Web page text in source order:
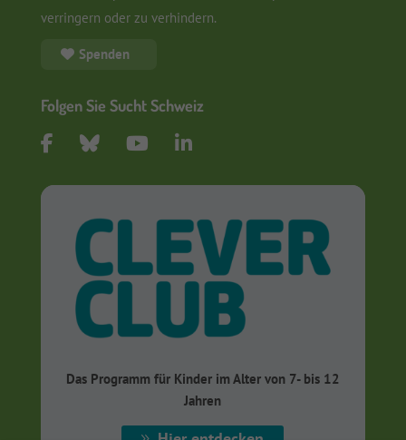
verringern oder zu verhindern.
Spenden
Folgen Sie Sucht Schweiz
Das Programm für Kinder im Alter von 7- bis 12
Jahren